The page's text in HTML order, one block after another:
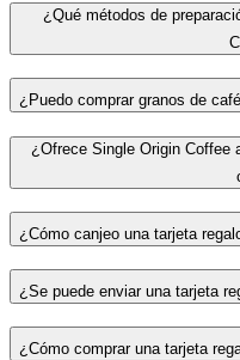
¿Qué métodos de
¿Puedo comprar granos de
¿Ofrece Single Origin Coffee
¿Cómo canjeo una tarjeta
¿Se puede enviar una tarjeta
¿Cómo comprar una tarjeta